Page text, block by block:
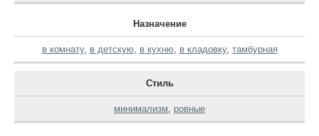
Назначение
в комнату, в детскую, в кухню, в кладовку, тамбурная
Стиль
минимализм ровные